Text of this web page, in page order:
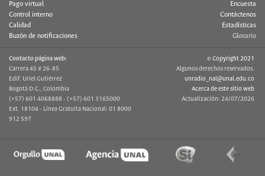
Pago virtual
Control interno
Calidad
Buzón de notificaciones
Encuesta
Contáctenos
Estadísticas
Glosario
Contacto página web:
Carrera 45 # 26-85
Edif. Uriel Gutiérrez
Bogotá D.C., Colombia
(+57) 601 4068888 - (+57) 601 3165000
Ext. 18104 - Línea Gratuita Nacional: 01 8000
912 597
© Copyright 2021
Algunos derechos reservados.
unradio_nal@unal.edu.co
Acerca de este sitio web
Actualización: 24/07/2026